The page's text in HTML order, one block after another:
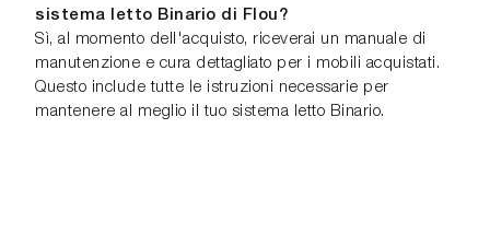
sistema letto Binario di Flou?
Sì, al momento dell'acquisto, riceverai un manuale di
manutenzione e cura dettagliato per i mobili acquistati.
Questo include tutte le istruzioni necessarie per
mantenere al meglio il tuo sistema letto Binario.